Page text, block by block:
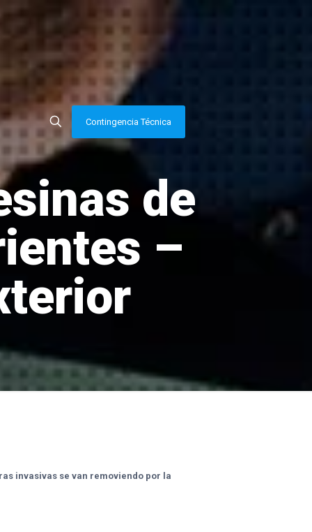
Contingencia Técnica
de
–
invasivas se van removiendo por la